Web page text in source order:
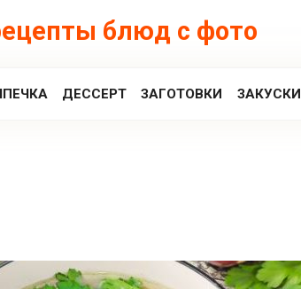
блюд с фото
ДЕССЕРТ ЗАГОТОВКИ ЗАКУСКИ